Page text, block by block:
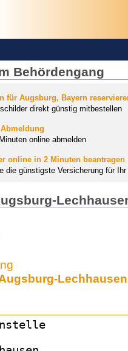
Behördengang
für Augsburg, Bayern
direkt günstig mitbestellen
online abmelden
online in 2 Minuten beantragen
die günstigste Versicherung für
Lechhausen